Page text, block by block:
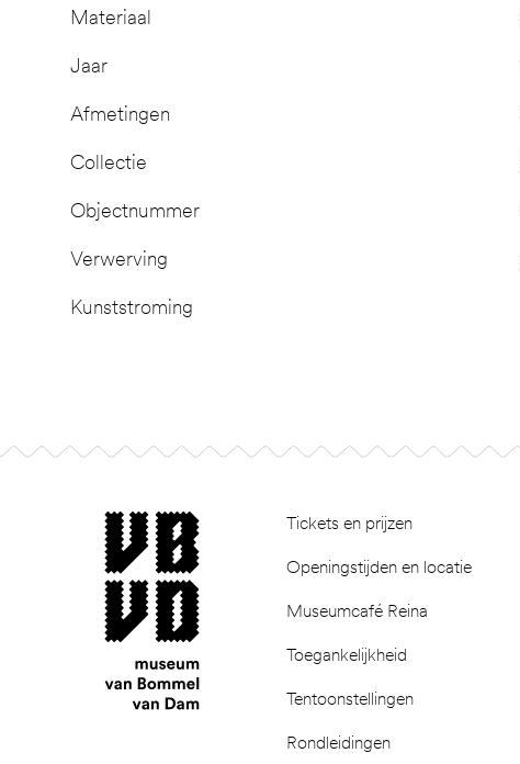
Materiaal
Jaar
Afmetingen
Collectie
Objectnummer
Verwerving
Kunststroming
Tickets en prijzen
Openingstijden en locatie
Museumcafé Reina
Toegankelijkheid
Tentoonstellingen
Rondleidingen
museum van Bommel van Dam